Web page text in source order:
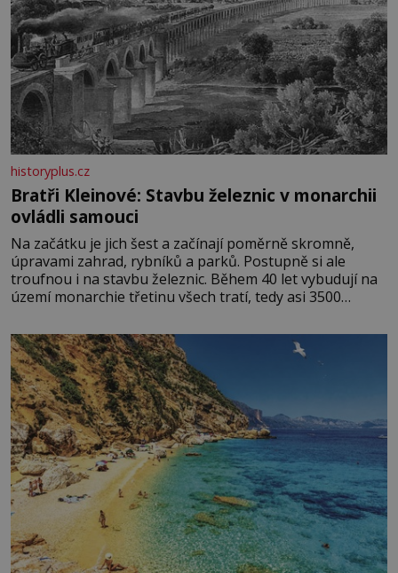
historyplus.cz
Bratři Kleinové: Stavbu železnic v monarchii
ovládli samouci
Na začátku je jich šest a začínají poměrně skromně,
úpravami zahrad, rybníků a parků. Postupně si ale
troufnou i na stavbu železnic. Během 40 let vybudují na
území monarchie třetinu všech tratí, tedy asi 3500
ducha zdědí bratři Kleinové po otci Johannovi (1756–
1835), který má malý statek na Jesenicku